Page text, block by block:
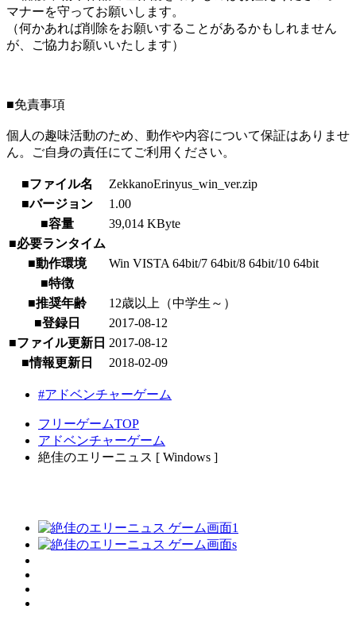
マナーを守ってお願いします。
（何かあれば削除をお願いすることがあるかもしれません
が、ご協力お願いいたします）
■免責事項
個人の趣味活動のため、動作や内容について保証はありませ
ん。ご自身の責任にてご利用ください。
■ファイル名
ZekkanoErinyus_win_ver.zip
■バージョン
1.00
■容量
39,014 KByte
■必要ランタイム
■動作環境
Win VISTA 64bit/7 64bit/8 64bit/10 64bit
■特徴
■推奨年齢
12歳以上（中学生～）
■登録日
2017-08-12
■ファイル更新日 2017-08-12
■情報更新日
2018-02-09
#アドベンチャーゲーム
フリーゲームTOP
アドベンチャーゲーム
絶佳のエリーニュス [ Windows ]